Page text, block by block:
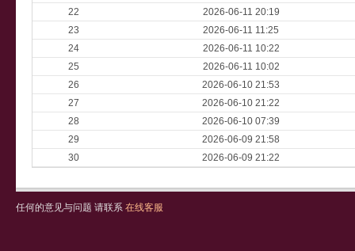
22
2026-06-11 20:19
23
2026-06-11 11:25
24
2026-06-11 10:22
25
2026-06-11 10:02
26
2026-06-10 21:53
27
2026-06-10 21:22
28
2026-06-10 07:39
29
2026-06-09 21:58
30
2026-06-09 21:22
任何的意见与问题 请联系 在线客服